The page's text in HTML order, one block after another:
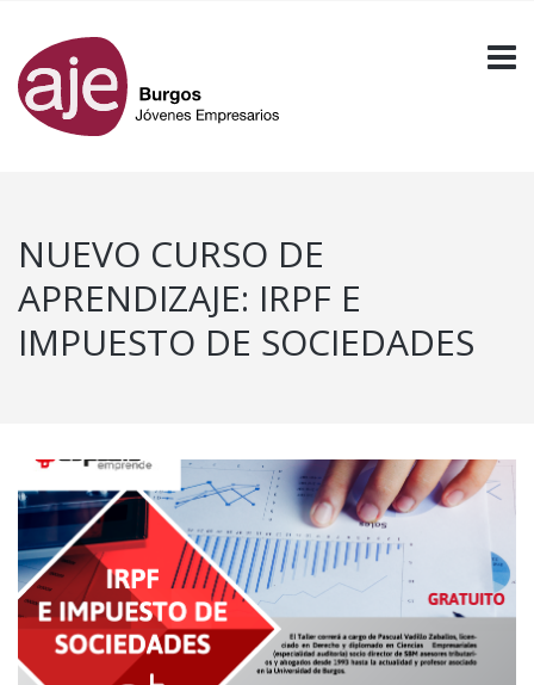
NUEVO CURSO DE
APRENDIZAJE: IRPF E
IMPUESTO DE SOCIEDADES